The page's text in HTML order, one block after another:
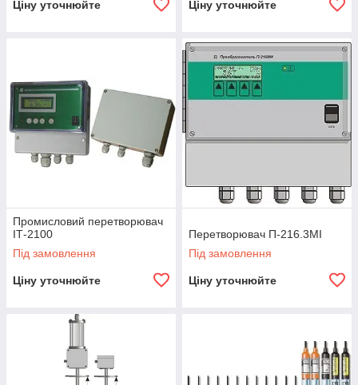
Ціну уточнюйте Ціну уточнюйте
Промисловий перетворювач
ІТ-2100
Під замовлення
Ціну уточнюйте
Перетворювач П-216.3МІ
Під замовлення
Ціну уточнюйте